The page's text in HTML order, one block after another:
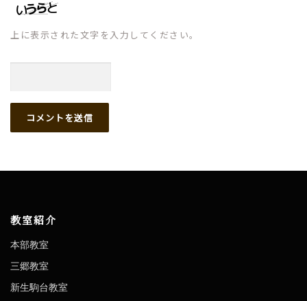
上に表示された文字を入力してください。
教室紹介
本部教室
三郷教室
新生駒台教室